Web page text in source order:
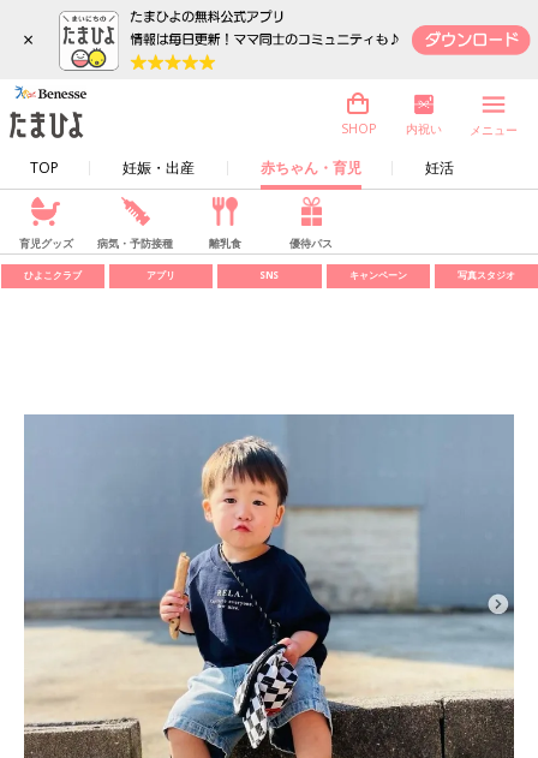
×
TOP 妊娠・出産 赤ちゃん・育児 妊活
SHOP 内祝い メニュー
育児グッズ 病気・予防接種 離乳食 優待パス
ひよこクラブ アプリ SNS キャンペーン 写真スタジオ